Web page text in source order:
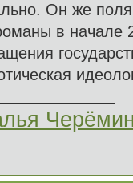
Он же
в начале